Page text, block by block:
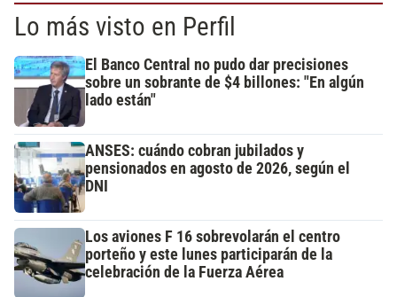
Lo más visto en Perfil
El Banco Central no pudo dar precisiones
sobre un sobrante de $4 billones: "En algún
lado están"
ANSES: cuándo cobran jubilados y
pensionados en agosto de 2026, según el
DNI
Los aviones F 16 sobrevolarán el centro
porteño y este lunes participarán de la
celebración de la Fuerza Aérea